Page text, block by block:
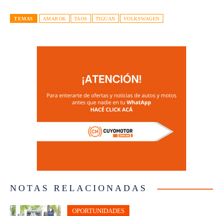
TEMAS AMAROK TAOS TIGUAN VOLKSWAGEN
NOTAS RELACIONADAS
OPORTUNIDADES